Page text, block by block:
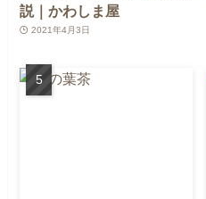
説｜かわしま屋
2021年4月3日